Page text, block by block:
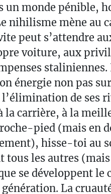
un monde pénible,
nihilisme mène au
peut s’attendre
voiture, aux
énergie non pas
de ses
la carrière, à la
pied (mais en
hisse-toi au
tous les autres
se développent le
La